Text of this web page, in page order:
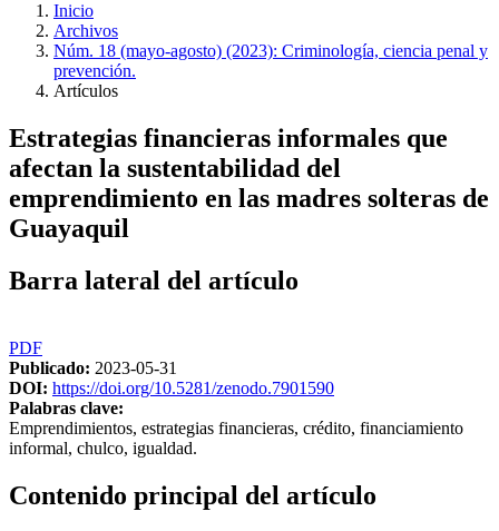
Inicio
Archivos
Núm. 18 (mayo-agosto) (2023): Criminología, ciencia penal y
prevención.
Artículos
Estrategias financieras informales que
afectan la sustentabilidad del
emprendimiento en las madres solteras de
Guayaquil
Barra lateral del artículo
PDF
Publicado: 2023-05-31
DOI: https://doi.org/10.5281/zenodo.7901590
Palabras clave:
Emprendimientos, estrategias financieras, crédito, financiamiento
informal, chulco, igualdad.
Contenido principal del artículo